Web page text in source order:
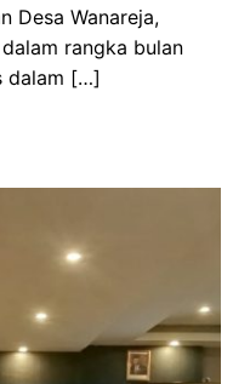
Desa Wanareja,
rangka bulan
dalam […]